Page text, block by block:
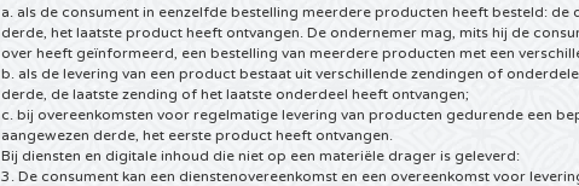
a. als de consument in eenzelfde bestelling meerdere producten heeft besteld:
derde, het laatste product heeft ontvangen. De ondernemer mag, mits hij de
over heeft geïnformeerd, een bestelling van meerdere producten met een
b. als de levering van een product bestaat uit verschillende zendingen of
derde, de laatste zending of het laatste onderdeel heeft ontvangen;
c. bij overeenkomsten voor regelmatige levering van producten gedurende een
aangewezen derde, het eerste product heeft ontvangen.
Bij diensten en digitale inhoud die niet op een materiële drager is geleverd:
3. De consument kan een dienstenovereenkomst en een overeenkomst voor